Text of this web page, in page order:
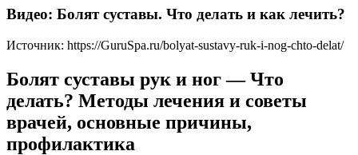
Видео: Болят суставы. Что делать и как лечить?
Источник: https://GuruSpa.ru/bolyat-sustavy-ruk-i-nog-chto-delat/
Болят суставы рук и ног — Что
делать? Методы лечения и советы
врачей, основные причины,
профилактика